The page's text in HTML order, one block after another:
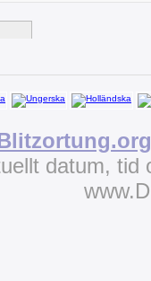
datum, tid